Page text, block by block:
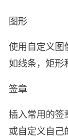
图形
使用自定义图
如线条，矩形
签章
插入常用的签
或自定义自己